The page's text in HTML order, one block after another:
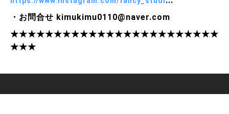
・お問合せ kimukimu0110@naver.com
★★★★★★★★★★★★★★★★★★★★★★★★
★★★